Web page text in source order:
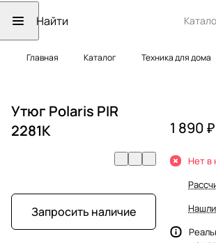
Главная Каталог Техника для дома
Утюг Polaris PIR
2281K
Запросить наличие
1 890 ₽
Нет в